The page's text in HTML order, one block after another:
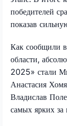
победителей
показав
Как сообщили
области,
2025» стали
Анастасия
Владислав
самых ярких за